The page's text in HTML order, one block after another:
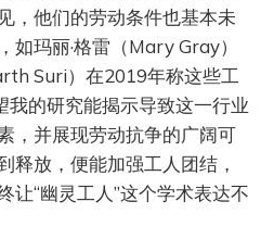
，他们的劳动条件也基本未
如玛丽·格雷（Mary Gray）
Suri）在2019年称这些工
我的研究能揭示导致这一行业
，并展现劳动抗争的广阔可
释放，便能加强工人团结，
让“幽灵工人”这个学术表达不